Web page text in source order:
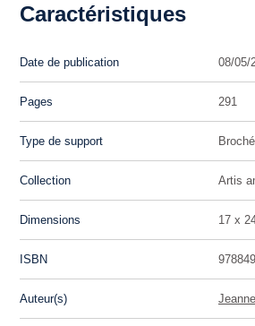
Caractéristiques
Date de publication 08/05/
Pages 291
Type de support Broché
Collection Artis
Dimensions 17 x
ISBN
Auteur(s)